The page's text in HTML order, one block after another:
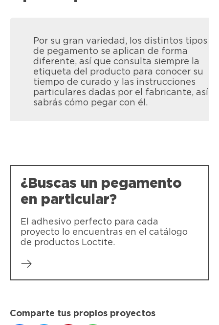
la elongación y a los impactos.
lugares u objetos dificiles de alcanzar.
Por su gran variedad, los distintos tipos
de pegamento se aplican de forma
diferente, así que consulta siempre la
etiqueta del producto para conocer su
tiempo de curado y las instrucciones
particulares dadas por el fabricante, así
sabrás cómo pegar con él.
¿Buscas un pegamento
en particular?
El adhesivo perfecto para cada
proyecto lo encuentras en el catálogo
de productos Loctite.
Comparte tus propios proyectos